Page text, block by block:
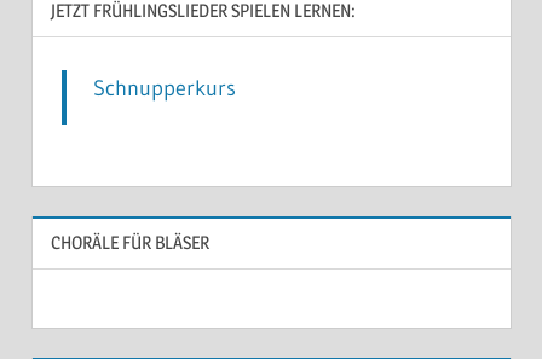
JETZT FRÜHLINGSLIEDER SPIELEN LERNEN:
Schnupperkurs
CHORÄLE FÜR BLÄSER